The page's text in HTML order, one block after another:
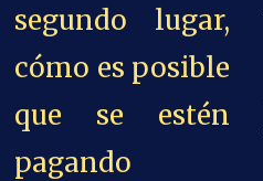
segundo lugar,
cómo es posible
que se estén
pagando